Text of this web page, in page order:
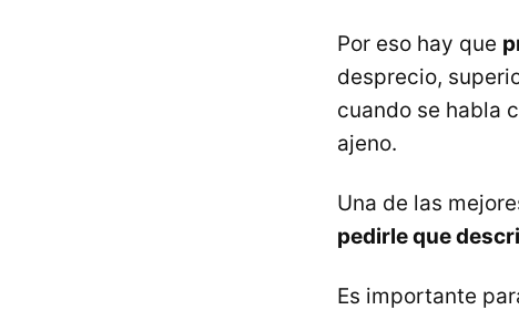
Por eso hay que
desprecio,
cuando se habla
ajeno.
Una de las
pedirle que
Es importante